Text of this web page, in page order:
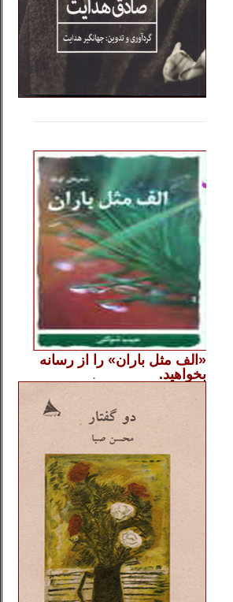
«الف مثل باران» را از رسانه
بخواهید.
.